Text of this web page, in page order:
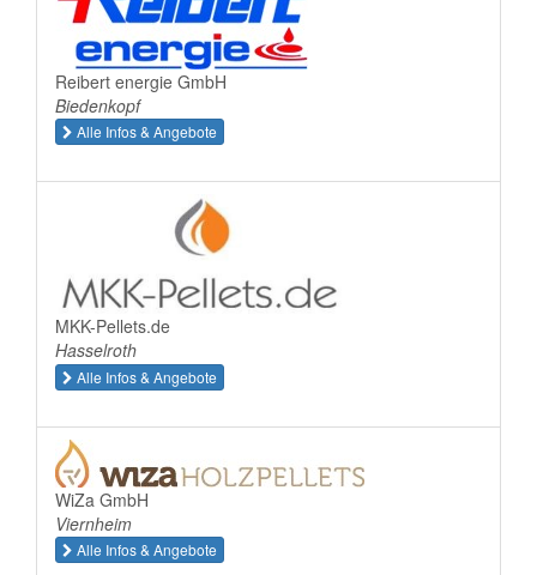
Reibert energie GmbH
Biedenkopf
Alle Infos & Angebote
MKK-Pellets.de
Hasselroth
Alle Infos & Angebote
WiZa GmbH
Viernheim
Alle Infos & Angebote